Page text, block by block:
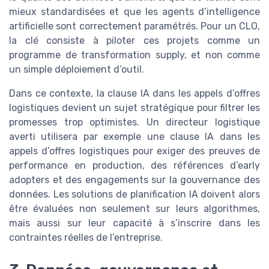
mieux standardisées et que les agents d’intelligence
artificielle sont correctement paramétrés. Pour un CLO,
la clé consiste à piloter ces projets comme un
programme de transformation supply, et non comme
un simple déploiement d’outil.
Dans ce contexte, la clause IA dans les appels d’offres
logistiques devient un sujet stratégique pour filtrer les
promesses trop optimistes. Un directeur logistique
averti utilisera par exemple une clause IA dans les
appels d’offres logistiques pour exiger des preuves de
performance en production, des références d’early
adopters et des engagements sur la gouvernance des
données. Les solutions de planification IA doivent alors
être évaluées non seulement sur leurs algorithmes,
mais aussi sur leur capacité à s’inscrire dans les
contraintes réelles de l’entreprise.